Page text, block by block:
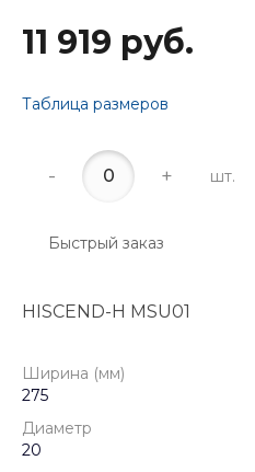
11 919 руб.
Таблица размеров
- + шт.
Быстрый заказ
HISCEND-H MSU01
Ширина (мм)
275
Диаметр
20